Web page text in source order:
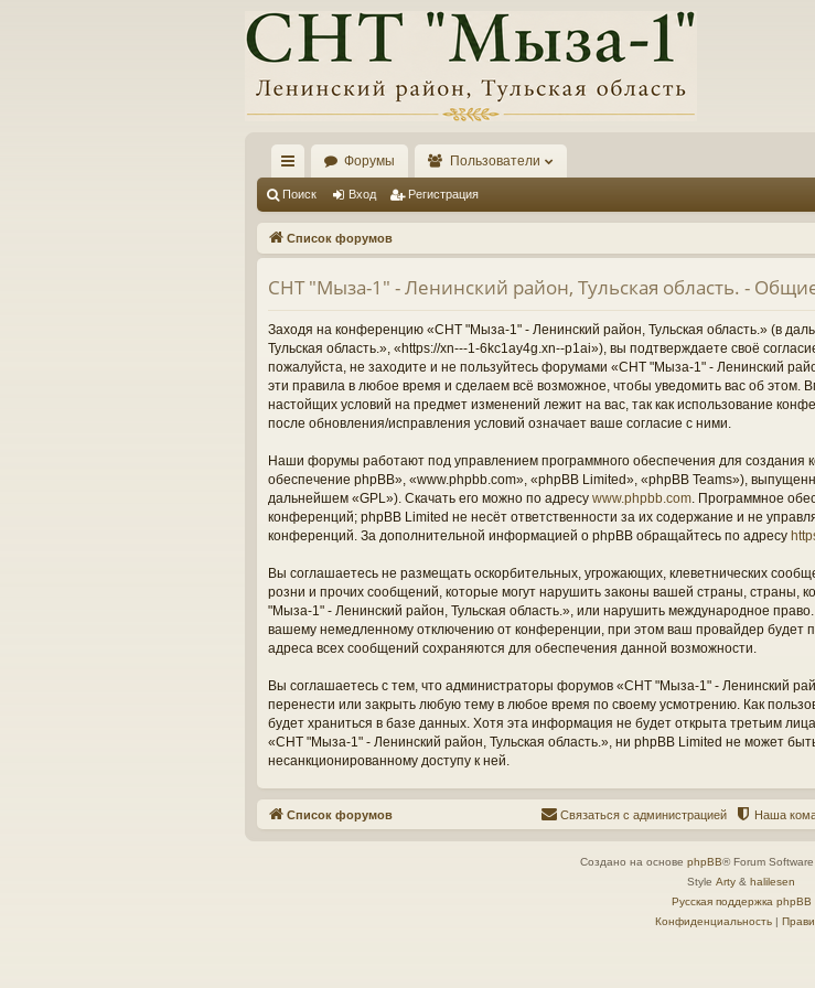
с
ы
лк
и
Форумы Пользователи
Поиск Вход Регистрация
Список форумов
СНТ "Мыза-1" - Ленинский район, Тульская область. -
Заходя на конференцию «СНТ "Мыза-1" - Ленинский район, Тульская область.» (в
Тульская область.», «https://xn---1-6kc1ay4g.xn--p1ai»), вы подтверждаете своё
пожалуйста, не заходите и не пользуйтесь форумами «СНТ "Мыза-1" - Ленинский
эти правила в любое время и сделаем всё возможное, чтобы уведомить вас об этом.
настойщих условий на предмет изменений лежит на вас, так как использование
после обновления/исправления условий означает ваше согласие с ними.
Наши форумы работают под управлением программного обеспечения для
обеспечение phpBB», «www.phpbb.com», «phpBB Limited», «phpBB Teams»),
дальнейшем «GPL»). Скачать его можно по адресу www.phpbb.com . Программное
конференций; phpBB Limited не несёт ответственности за их содержание и не
конференций. За дополнительной информацией о phpBB обращайтесь по адресу
Вы соглашаетесь не размещать оскорбительных, угрожающих, клеветнических
розни и прочих сообщений, которые могут нарушить законы вашей страны, страны,
"Мыза-1" - Ленинский район, Тульская область.», или нарушить международное
вашему немедленному отключению от конференции, при этом ваш провайдер будет
адреса всех сообщений сохраняются для обеспечения данной возможности.
Вы соглашаетесь с тем, что администраторы форумов «СНТ "Мыза-1" - Ленинский
перенести или закрыть любую тему в любое время по своему усмотрению. Как
будет храниться в базе данных. Хотя эта информация не будет открыта третьим
«СНТ "Мыза-1" - Ленинский район, Тульская область.», ни phpBB Limited не может
несанкционированному доступу к ней.
Список форумов Наша
Связаться с администрацией
Создано на основе phpBB® Forum
Style Arty & halilesen
Русская поддержка phpBB
Конфиденциальность|